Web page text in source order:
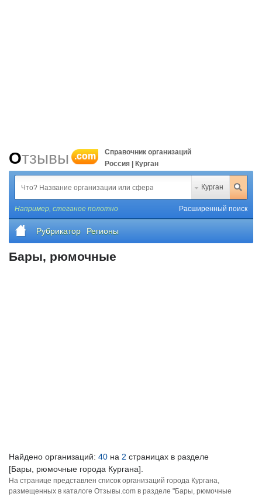
Отзывы .com
Справочник организаций
Россия | Курган
Курган
Например, стеганое полотно Расширенный поиск
Рубрикатор Регионы
Бары, рюмочные
Найдено организаций: 40 на 2 страницах в разделе
[Бары, рюмочные города Кургана].
На странице представлен список организаций города Кургана,
размещенных в каталоге Отзывы.com в разделе "Бары, рюмочные